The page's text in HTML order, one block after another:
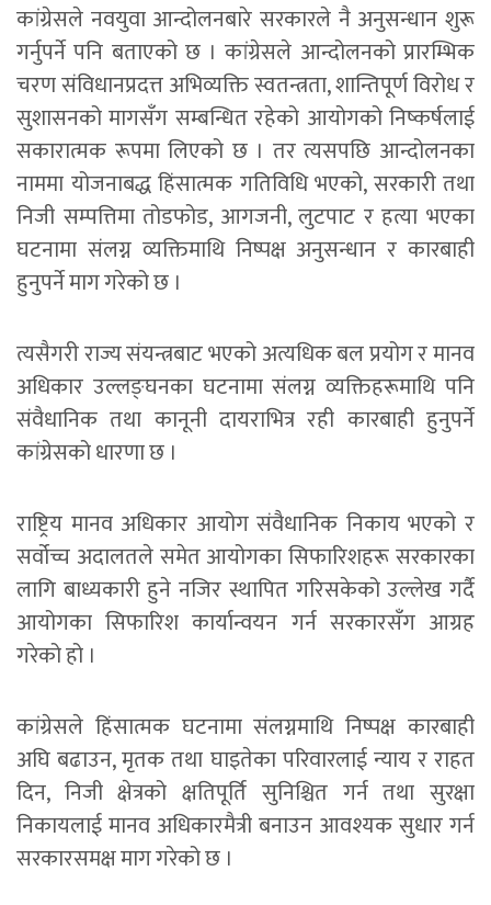
कांग्रेसले नवयुवा आन्दोलनबारे सरकारले नै अनुसन्धान शुरू
गर्नुपर्ने पनि बताएको छ । कांग्रेसले आन्दोलनको प्रारम्भिक
चरण संविधानप्रदत्त अभिव्यक्ति स्वतन्त्रता, शान्तिपूर्ण विरोध र
सुशासनको मागसँग सम्बन्धित रहेको आयोगको निष्कर्षलाई
सकारात्मक रूपमा लिएको छ । तर त्यसपछि आन्दोलनका
नाममा योजनाबद्ध हिंसात्मक गतिविधि भएको, सरकारी तथा
निजी सम्पत्तिमा तोडफोड, आगजनी, लुटपाट र हत्या भएका
घटनामा संलग्न व्यक्तिमाथि निष्पक्ष अनुसन्धान र कारबाही
हुनुपर्ने माग गरेको छ ।
त्यसैगरी राज्य संयन्त्रबाट भएको अत्यधिक बल प्रयोग र मानव
अधिकार उल्लङ्घनका घटनामा संलग्न व्यक्तिहरूमाथि पनि
संवैधानिक तथा कानूनी दायराभित्र रही कारबाही हुनुपर्ने
कांग्रेसको धारणा छ ।
राष्ट्रिय मानव अधिकार आयोग संवैधानिक निकाय भएको र
सर्वोच्च अदालतले समेत आयोगका सिफारिशहरू सरकारका
लागि बाध्यकारी हुने नजिर स्थापित गरिसकेको उल्लेख गर्दै
आयोगका सिफारिश कार्यान्वयन गर्न सरकारसँग आग्रह
गरेको हो ।
कांग्रेसले हिंसात्मक घटनामा संलग्नमाथि निष्पक्ष कारबाही
अघि बढाउन, मृतक तथा घाइतेका परिवारलाई न्याय र राहत
दिन, निजी क्षेत्रको क्षतिपूर्ति सुनिश्चित गर्न तथा सुरक्षा
निकायलाई मानव अधिकारमैत्री बनाउन आवश्यक सुधार गर्न
सरकारसमक्ष माग गरेको छ ।